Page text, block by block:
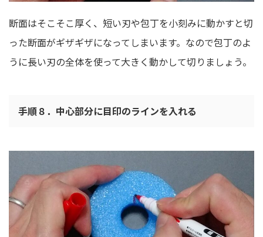
断面はそこそこ厚く、短い刃や包丁を小刻みに動かすと切
った断面がギザギザになってしまいます。なので包丁のよ
うに長い刃の全体を使って大きく動かして切りましょう。
手順８．中心部分に目印のラインを入れる